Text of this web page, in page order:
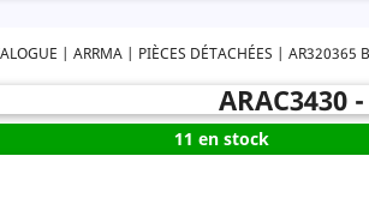
ARRMA PIÈCES DÉTACHÉES AR320365
ARAC3430
11 en stock